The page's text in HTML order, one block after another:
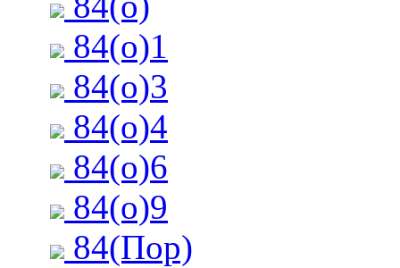
84(о)1
84(о)3
84(о)4
84(о)6
84(о)9
84(Пор)